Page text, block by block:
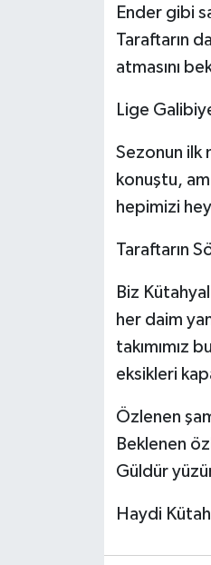
Ender gibi
Taraftarın
atmasını
Lige
Sezonun ilk
konuştu,
hepimizi
Taraftarın
Biz
her daim
takımımız
eksikleri
Özlenen
Beklenen
Güldür
Haydi